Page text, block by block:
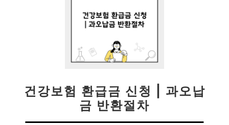
건강보험 환급금 신청 | 과오납
금 반환절차